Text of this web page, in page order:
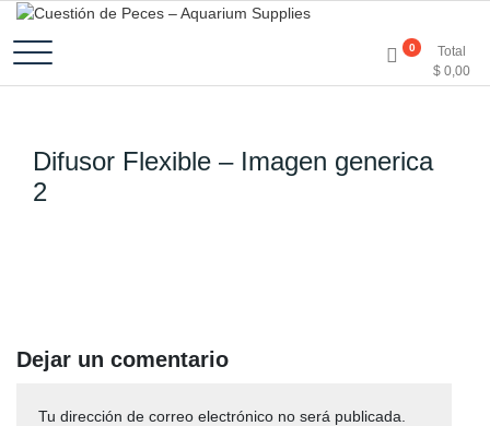
Cuestión de Peces –
Aquarium Supplies
0
Total
$ 0,00
Difusor Flexible – Imagen generica
2
Dejar un comentario
Tu dirección de correo electrónico no será publicada.